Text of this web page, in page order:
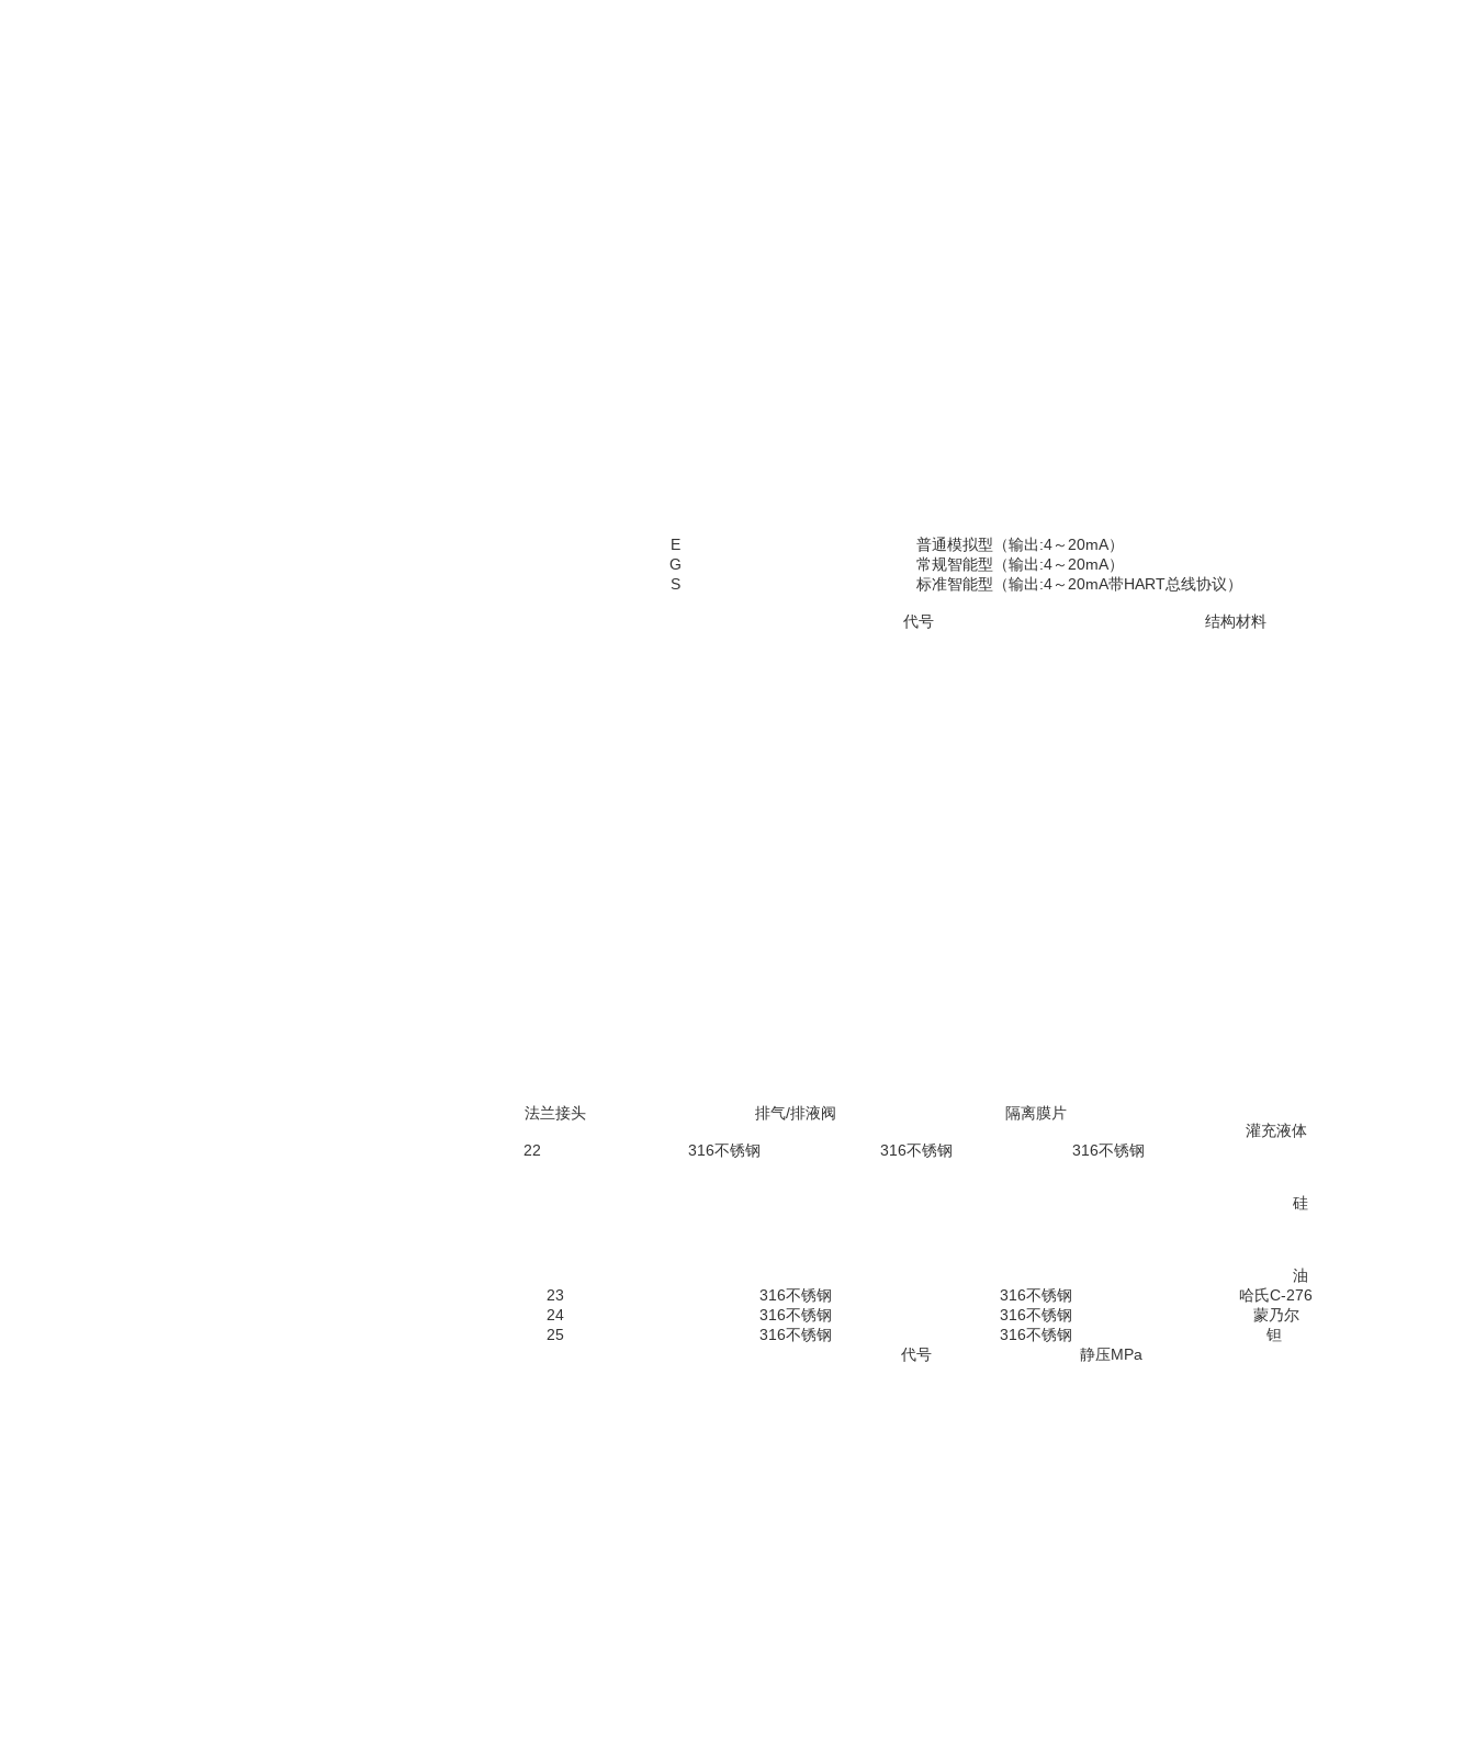
E
普通模拟型（输出:4～20mA）
G
常规智能型（输出:4～20mA）
S
标准智能型（输出:4～20mA带HART总线协议）
代号 结构材料
法兰接头 排气/排液阀
隔离膜片
灌充液体
22
316不锈钢 316不锈钢 316不锈钢
硅
油
23
316不锈钢 316不锈钢
哈氏C-276
24
316不锈钢 316不锈钢
蒙乃尔
25
316不锈钢 316不锈钢
钽
代号
静压MPa